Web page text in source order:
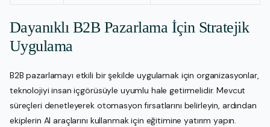
Dayanıklı B2B Pazarlama İçin Stratejik
Uygulama
B2B pazarlamayı etkili bir şekilde uygulamak için organizasyonlar,
teknolojiyi insan içgörüsüyle uyumlu hale getirmelidir. Mevcut
süreçleri denetleyerek otomasyon fırsatlarını belirleyin, ardından
ekiplerin AI araçlarını kullanmak için eğitimine yatırım yapın.